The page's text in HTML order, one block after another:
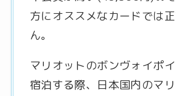
方にオススメなカードでは
ん。
マリオットのボンヴォイポ
宿泊する際、日本国内のマ